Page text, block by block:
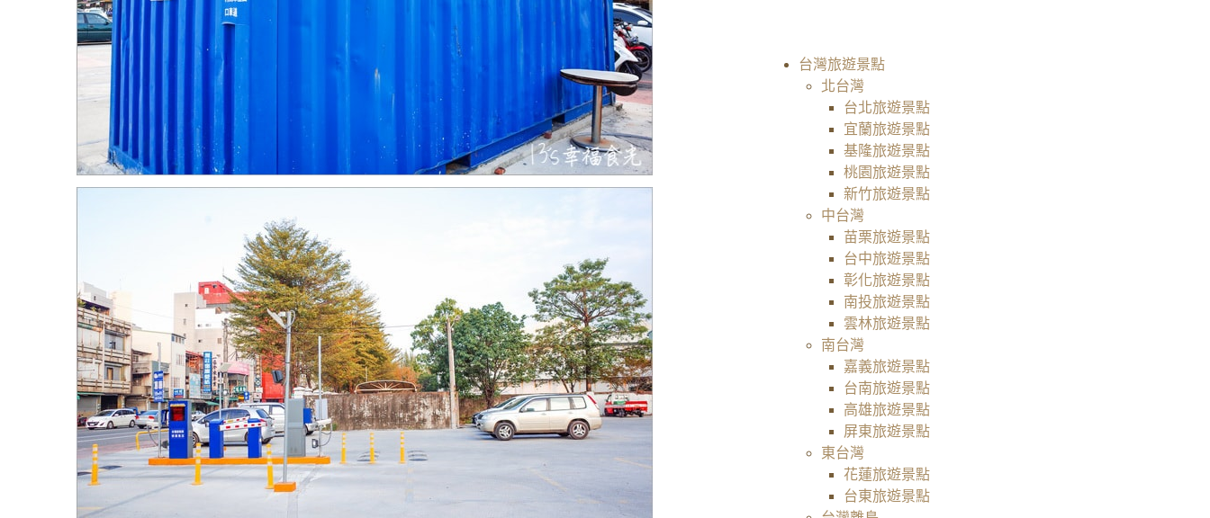
台灣旅遊景點
北台灣
台北旅遊景點
宜蘭旅遊景點
基隆旅遊景點
桃園旅遊景點
新竹旅遊景點
中台灣
苗栗旅遊景點
台中旅遊景點
彰化旅遊景點
南投旅遊景點
雲林旅遊景點
南台灣
嘉義旅遊景點
台南旅遊景點
高雄旅遊景點
屏東旅遊景點
東台灣
花蓮旅遊景點
台東旅遊景點